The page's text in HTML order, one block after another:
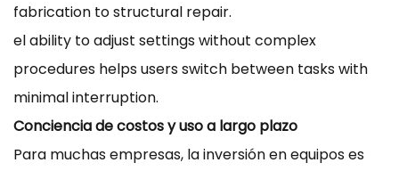
fabrication to structural repair.
el ability to adjust settings without complex
procedures helps users switch between tasks with
minimal interruption.
Conciencia de costos y uso a largo plazo
Para muchas empresas, la inversión en equipos es